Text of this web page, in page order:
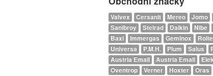
Valvex Cersanit Mereo Jomo
Sanibroy
Stelrad Daikin Nibe
Baxi
Immergas Geminox
Universa
P.M.H. Plum Salus
Austria Email
Austria Email
Oventrop
Verner Hoxter Oras